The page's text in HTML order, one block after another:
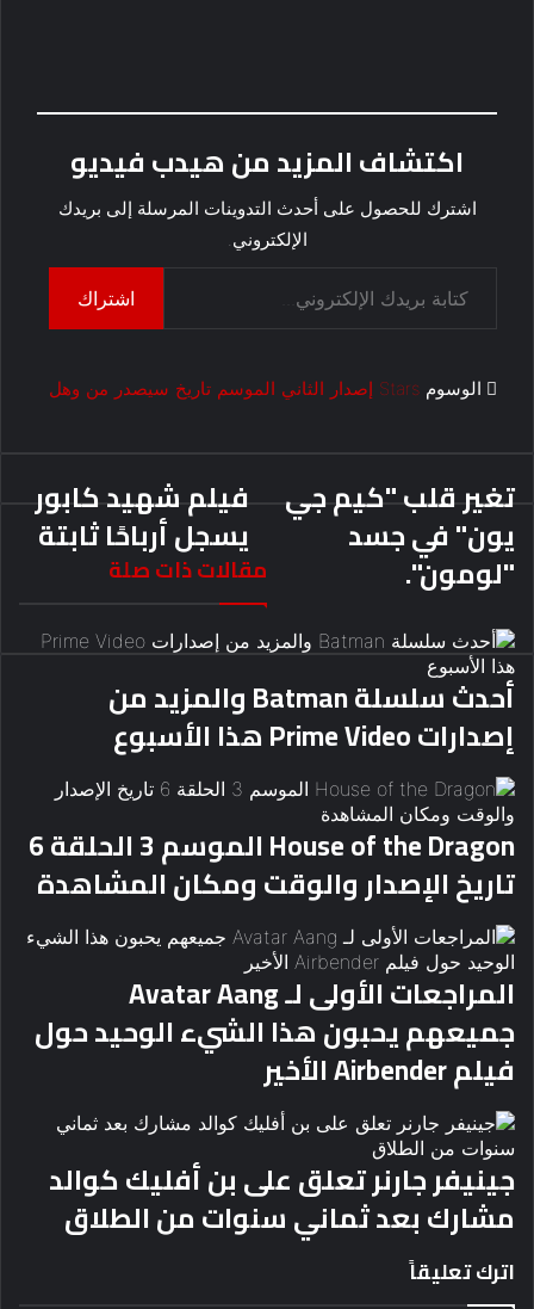
اكتشاف المزيد من هيدب فيديو
اشترك للحصول على أحدث التدوينات المرسلة إلى بريدك
الإلكتروني.
اشتراك
الوسوم Stars إصدار الثاني الموسم تاريخ سيصدر من وهل
تغير قلب "كيم جي
يون" في جسد
"لومون".
فيلم شهيد كابور
يسجل أرباحًا ثابتة
مقالات ذات صلة
أحدث سلسلة Batman والمزيد من
إصدارات Prime Video هذا الأسبوع
House of the Dragon الموسم 3 الحلقة 6
تاريخ الإصدار والوقت ومكان المشاهدة
المراجعات الأولى لـ Avatar Aang
جميعهم يحبون هذا الشيء الوحيد حول
فيلم Airbender الأخير
جينيفر جارنر تعلق على بن أفليك كوالد
مشارك بعد ثماني سنوات من الطلاق
اترك تعليقاً